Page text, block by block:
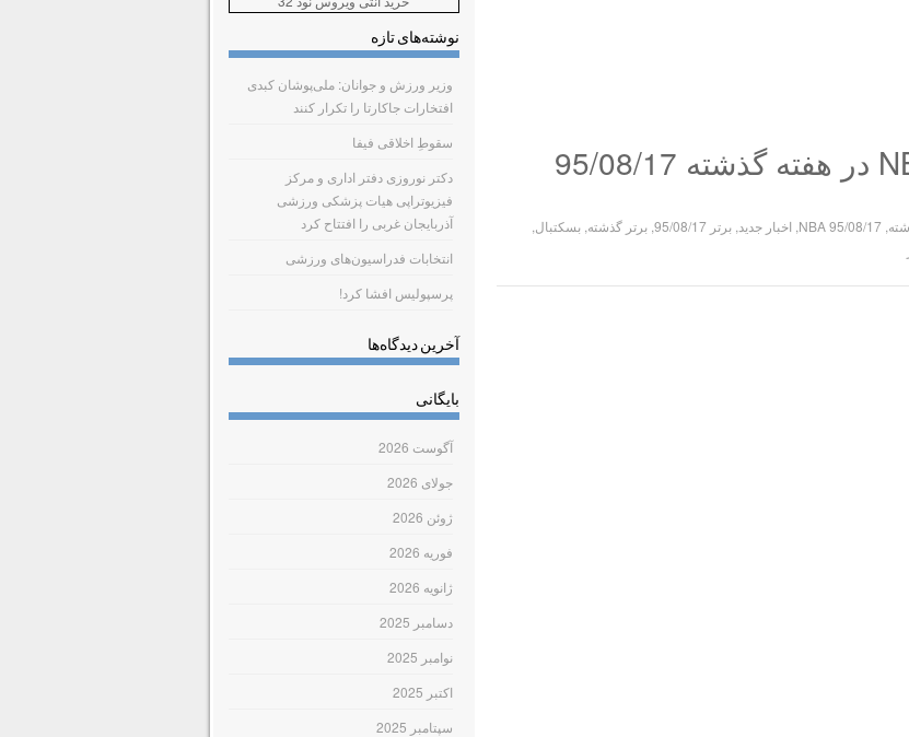
95/08/17 NBA اخبار جدید برتر 95/08/17 , برتر گذشته بسکتبال
نوشته‌های تازه
وزیر ورزش و جوانان: ملی‌پوشان کبدی
افتخارات جاکارتا را تکرار کنند
سقوطِ اخلاقی فیفا
دکتر نوروزی دفتر اداری و مرکز
فیزیوتراپی هیات پزشکی ورزشی
آذربایجان غربی را افتتاح کرد
انتخابات فدراسیون‌های ورزشی
پرسپولیس افشا کرد!
آخرین دیدگاه‌ها
بایگانی
آگوست 2026
جولای 2026
ژوئن 2026
فوریه 2026
ژانویه 2026
دسامبر 2025
نوامبر 2025
اکتبر 2025
سپتامبر 2025